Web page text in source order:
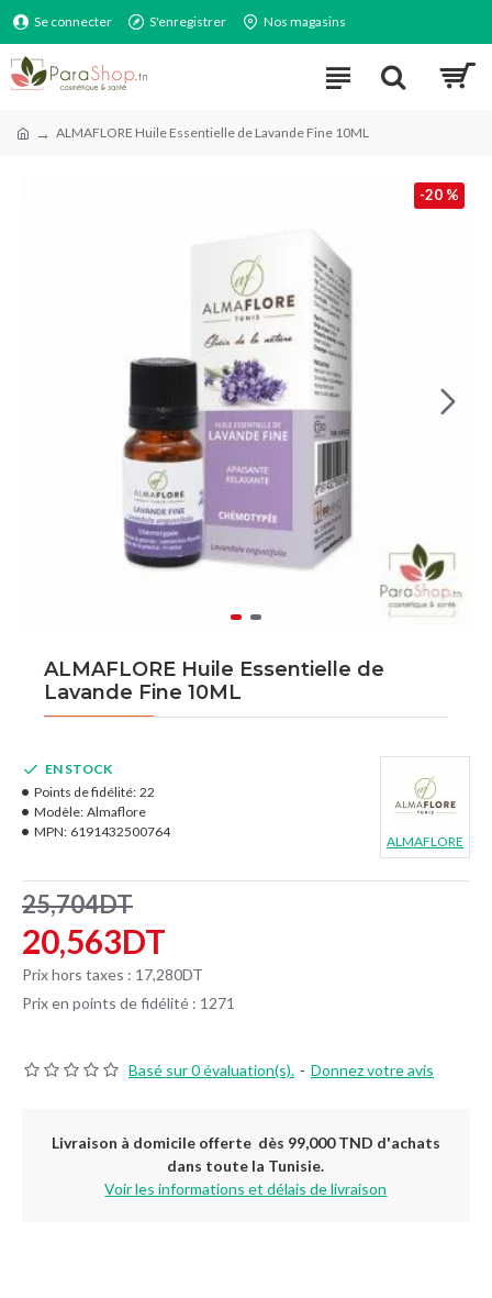
Se connecter S'enregistrer Nos magasins
ALMAFLORE Huile Essentielle de Lavande Fine 10ML
-20 %
ALMAFLORE Huile Essentielle de
Lavande Fine 10ML
Basé sur 0 évaluation(s). - Donnez votre avis
20,563DT
25,704DT
Prix hors taxes : 17,280DT
Prix en points de fidélité : 1271
EN STOCK
Points de fidélité: 22
Modèle: Almaflore
MPN: 6191432500764
ALMAFLORE
Livraison à domicile offerte dès 99,000 TND d'achats
dans toute la Tunisie.
Voir les informations et délais de livraison